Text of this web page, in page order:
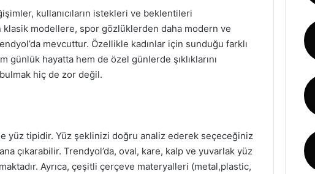
kullanıcıların istekleri ve beklentileri
modellere, spor gözlüklerden daha modern ve
mevcuttur. Özellikle kadınlar için sunduğu farklı
hayatta hem de özel günlerde şıklıklarını
hiç de zor değil.
yüz tipidir. Yüz şeklinizi doğru analiz ederek seçeceğiniz
çıkarabilir. Trendyol’da, oval, kare, kalp ve yuvarlak yüz
Ayrıca, çeşitli çerçeve materyalleri (metal,plastic,